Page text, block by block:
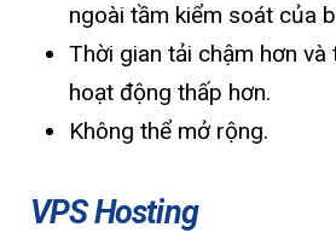
ngoài tầm kiểm soát của
Thời gian tải chậm hơn và
hoạt động thấp hơn.
Không thể mở rộng.
VPS Hosting